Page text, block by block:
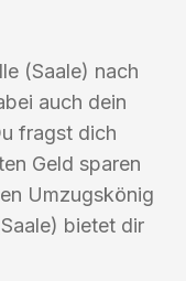
(Saale) nach
auch dein
fragst dich
Geld sparen
Umzugskönig
bietet dir